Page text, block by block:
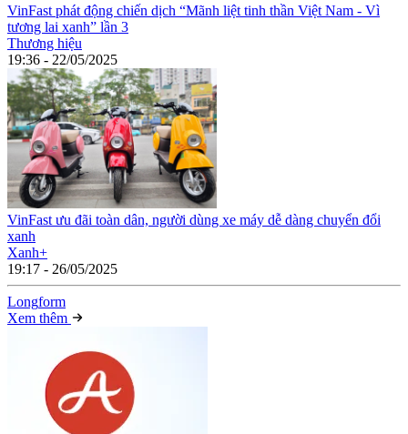
VinFast phát động chiến dịch “Mãnh liệt tinh thần Việt Nam - Vì
tương lai xanh” lần 3
Thương hiệu
19:36 - 22/05/2025
VinFast ưu đãi toàn dân, người dùng xe máy dễ dàng chuyển đổi
xanh
Xanh+
19:17 - 26/05/2025
Longform
Xem thêm